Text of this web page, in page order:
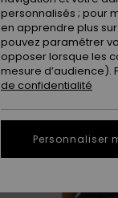
personnalisés ; pour
en apprendre plus
pouvez paramétrer
opposer lorsque les
mesure d’audience).
de confidentialité
Personnaliser